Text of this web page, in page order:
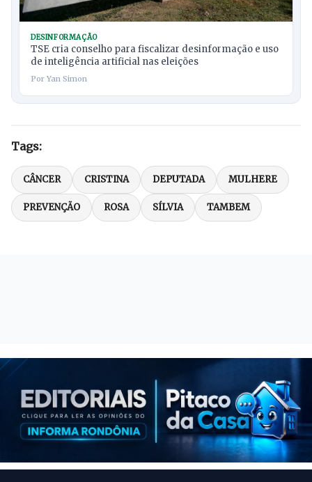
DESINFORMAÇÃO
TSE cria conselho para fiscalizar desinformação e uso
de inteligência artificial nas eleições
Por Yan Simon
Tags:
CÂNCER CRISTINA DEPUTADA MULHERE
PREVENÇÃO ROSA SÍLVIA TAMBEM